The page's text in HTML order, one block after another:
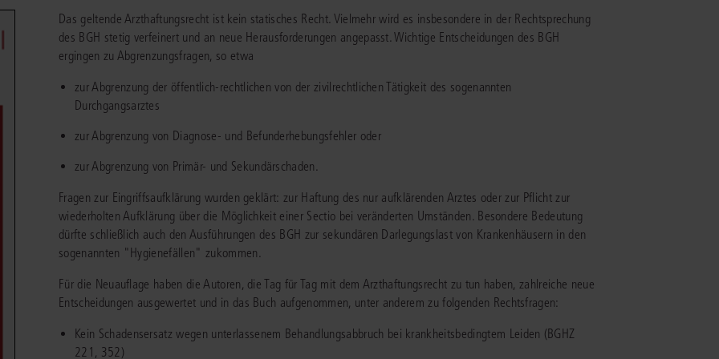
Finden Sie Lösungen und Inhalte, die zu Ihrem Fachgebiet passen.
Arbeitsrecht
Außenwirtschaftsrecht
Datenschutzrecht
Erbrecht
Familienrecht
Handels- und Gesellschaftsrecht
IT-und Medienrecht
Öffentliches Dienstrecht
Steuerrecht
Strafrecht
Verkehrsrecht
JURIS BUSINESS
Risikenfür Unternehmen, Institutionen
und Steuerberater
mehr erfahren
JURIS AKADEMIE
Fortbildungenfür Fachanwältein allen
(Mo-Do 9-18 Uhr, Fr 9-17 Uhr).
für eine erste Produktempfehlung.
Online-Produktberater starten
Vereine und Verbände
Unternehmen
Referendariat
WEITERE SERVICES
FAQ
Alle Kontaktmöglichkeiten
Das geltende Arzthaftungsrecht ist kein statisches Recht. Vielmehr wird es insbesondere in der Rechtsprechung
des BGH stetig verfeinert und an neue Herausforderungen angepasst. Wichtige Entscheidungen des BGH
ergingen zu Abgrenzungsfragen, so etwa
zur Abgrenzung der öffentlich-rechtlichen von der zivilrechtlichen Tätigkeit des sogenannten
Durchgangsarztes
zur Abgrenzung von Diagnose- und Befunderhebungsfehler oder
zur Abgrenzung von Primär- und Sekundärschaden.
Fragen zur Eingriffsaufklärung wurden geklärt: zur Haftung des nur aufklärenden Arztes oder zur Pflicht zur
wiederholten Aufklärung über die Möglichkeit einer Sectio bei veränderten Umständen. Besondere Bedeutung
dürfte schließlich auch den Ausführungen des BGH zur sekundären Darlegungslast von Krankenhäusern in den
sogenannten "Hygienefällen" zukommen.
Für die Neuauflage haben die Autoren, die Tag für Tag mit dem Arzthaftungsrecht zu tun haben, zahlreiche neue
Entscheidungen ausgewertet und in das Buch aufgenommen, unter anderem zu folgenden Rechtsfragen:
Kein Schadensersatz wegen unterlassenem Behandlungsabbruch bei krankheitsbedingtem Leiden (BGHZ
221, 352)